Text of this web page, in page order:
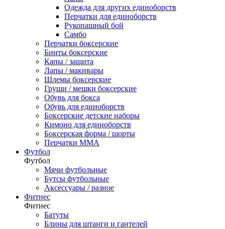
Одежда для других единоборств
Перчатки для единоборств
Рукопашный бой
Самбо
Перчатки боксерские
Бинты боксерские
Капы / защита
Лапы / макивары
Шлемы боксерские
Груши / мешки боксерские
Обувь для бокса
Обувь для единоборств
Боксерские детские наборы
Кимоно для единоборств
Боксерская форма / шорты
Перчатки ММА
Футбол
Футбол
Мячи футбольные
Бутсы футбольные
Аксессуары / разное
Фитнес
Фитнес
Батуты
Блины для штанги и гантелей